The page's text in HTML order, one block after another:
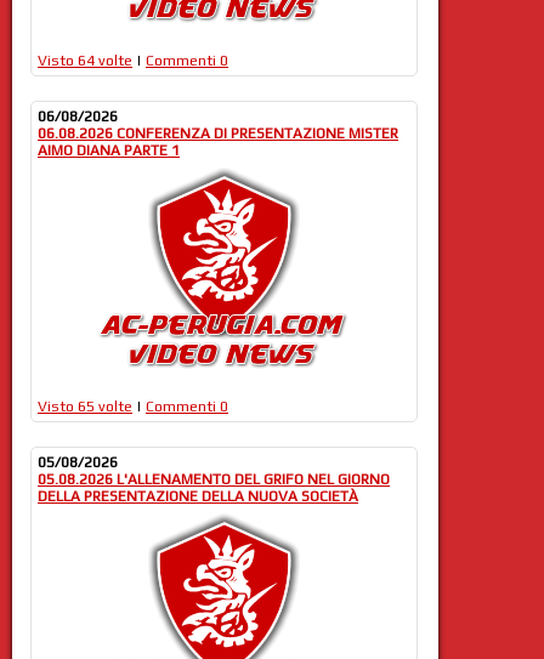
Visto 64 volte | Commenti 0
06/08/2026
06.08.2026 CONFERENZA DI PRESENTAZIONE MISTER
AIMO DIANA PARTE 1
Visto 65 volte | Commenti 0
05/08/2026
05.08.2026 L'ALLENAMENTO DEL GRIFO NEL GIORNO
DELLA PRESENTAZIONE DELLA NUOVA SOCIETÀ